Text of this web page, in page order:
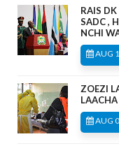
RAIS
SADC ,
NCHI
AUG
ZOEZI
AUG